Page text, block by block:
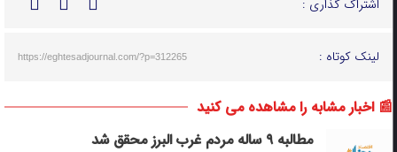
اشتراک گذاری :
لینک کوتاه : https://eghtesadjournal.com/?p=312265
📰 اخبار مشابه را مشاهده می کنید
مطالبه ۹ ساله مردم غرب البرز محقق شد